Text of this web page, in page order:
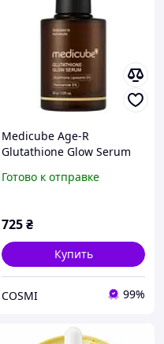
Medicube Age-R
Glutathione Glow Serum
глутатионом
Готово к отправке
725₴
Купить
COSMI 99%